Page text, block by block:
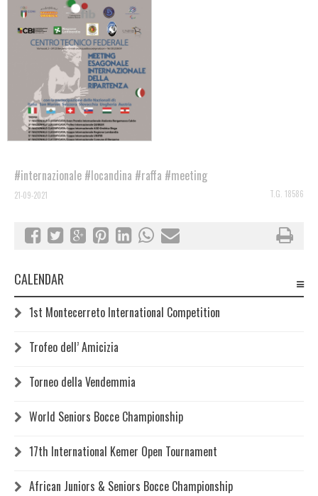
#internazionale #locandina #raffa #meeting
T.G. 18586
21-09-2021
CALENDAR
1st Montecerreto International Competition
Trofeo dell’ Amicizia
Torneo della Vendemmia
World Seniors Bocce Championship
17th International Kemer Open Tournament
African Juniors & Seniors Bocce Championship